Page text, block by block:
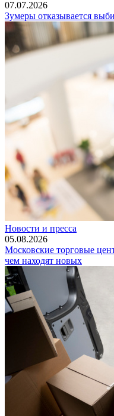
07.07.2026
Зумеры отказывается
Новости и пресса
05.08.2026
Московские торговые
чем находят новых